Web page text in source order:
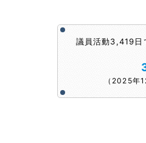
議員活動3,419日
（2025年